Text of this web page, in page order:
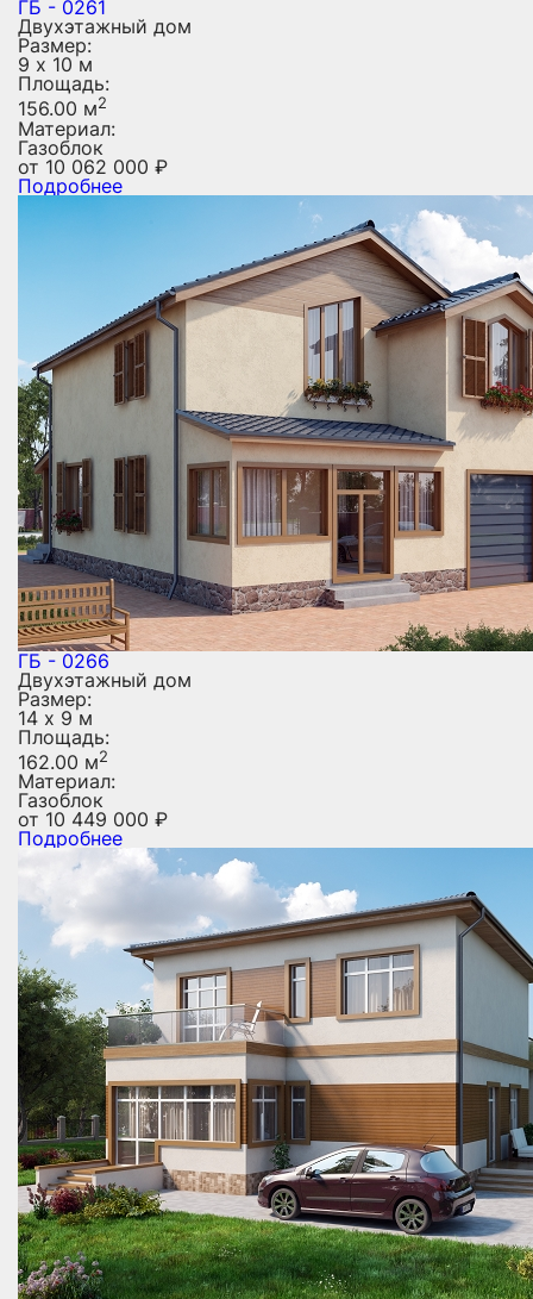
ГБ - 0261
Двухэтажный дом
Размер:
9 х 10 м
Площадь:
156.00 м2
Материал:
Газоблок
от 10 062 000 ₽
Подробнее
ГБ - 0266
Двухэтажный дом
Размер:
14 х 9 м
Площадь:
162.00 м2
Материал:
Газоблок
от 10 449 000 ₽
Подробнее